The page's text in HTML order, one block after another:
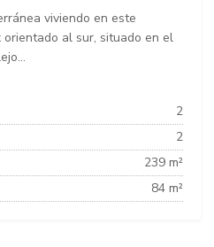
viviendo en este
al sur, situado en el
2
2
239 m²
84 m²